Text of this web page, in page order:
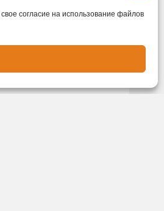
согласие на использование файлов